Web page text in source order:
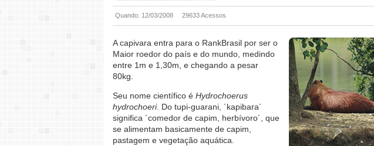
Quando: 12/03/2008 29633 Acessos
A capivara entra para o RankBrasil por ser o
Maior roedor do país e do mundo, medindo
entre 1m e 1,30m, e chegando a pesar
80kg.
Seu nome científico é Hydrochoerus
hydrochoeri. Do tupi-guarani, ´kapibara´
significa ´comedor de capim, herbívoro´, que
se alimentam basicamente de capim,
pastagem e vegetação aquática.